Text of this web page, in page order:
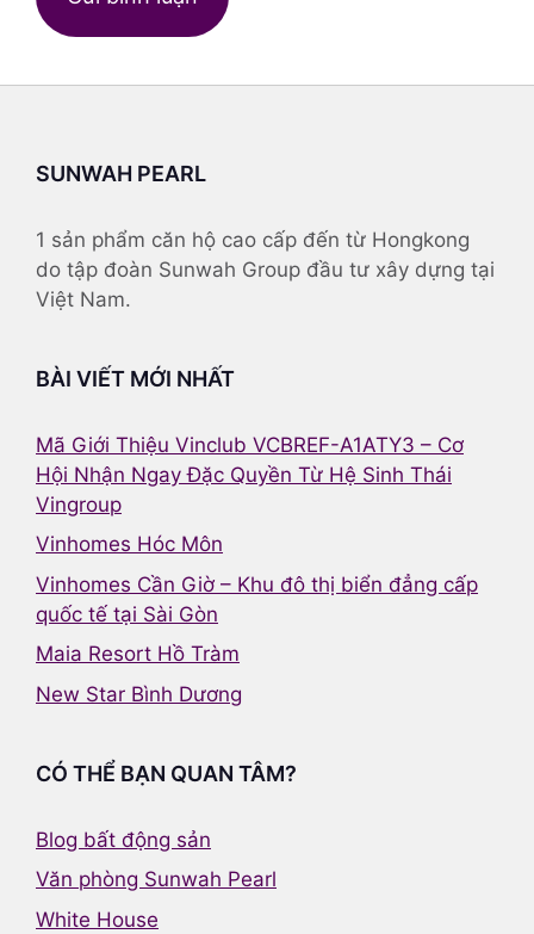
SUNWAH PEARL
1 sản phẩm căn hộ cao cấp đến từ Hongkong
do tập đoàn Sunwah Group đầu tư xây dựng tại
Việt Nam.
BÀI VIẾT MỚI NHẤT
Mã Giới Thiệu Vinclub VCBREF-A1ATY3 – Cơ
Hội Nhận Ngay Đặc Quyền Từ Hệ Sinh Thái
Vingroup
Vinhomes Hóc Môn
Vinhomes Cần Giờ – Khu đô thị biển đẳng cấp
quốc tế tại Sài Gòn
Maia Resort Hồ Tràm
New Star Bình Dương
CÓ THỂ BẠN QUAN TÂM?
Blog bất động sản
Văn phòng Sunwah Pearl
White House